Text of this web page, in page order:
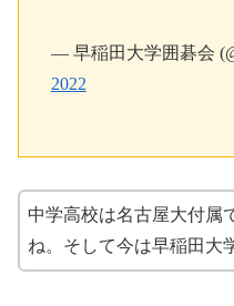
— 早稲田大学囲碁会
2022
中学高校は名古屋大付属
ね。そして今は早稲田大